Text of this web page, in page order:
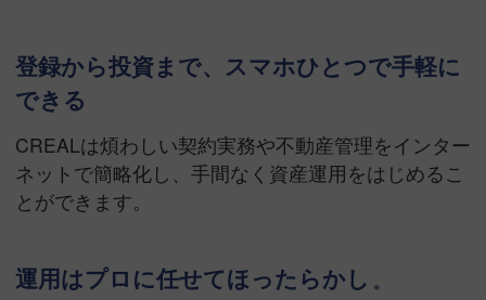
登録から投資まで、スマホひとつで手軽に
できる
CREALは煩わしい契約実務や不動産管理をインター
ネットで簡略化し、手間なく資産運用をはじめるこ
とができます。
運用はプロに任せてほったらかし